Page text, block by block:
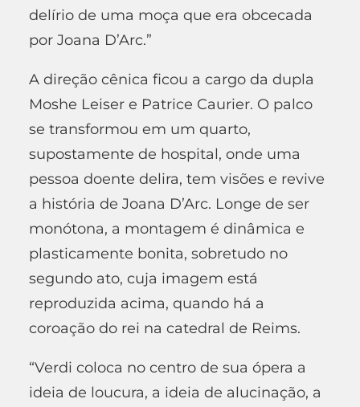
delírio de uma moça que era obcecada
por Joana D’Arc.”
A direção cênica ficou a cargo da dupla
Moshe Leiser e Patrice Caurier. O palco
se transformou em um quarto,
supostamente de hospital, onde uma
pessoa doente delira, tem visões e revive
a história de Joana D’Arc. Longe de ser
monótona, a montagem é dinâmica e
plasticamente bonita, sobretudo no
segundo ato, cuja imagem está
reproduzida acima, quando há a
coroação do rei na catedral de Reims.
“Verdi coloca no centro de sua ópera a
ideia de loucura, a ideia de alucinação, a